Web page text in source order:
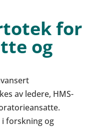
for
og
av ledere, HMS-
forskning og